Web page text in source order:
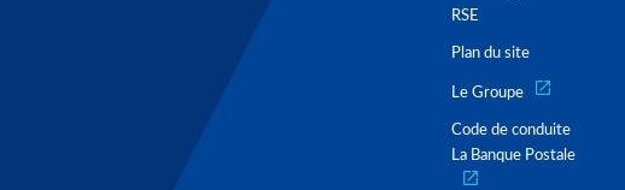
RSE
Plan du site
Le Groupe
Code de conduite
La Banque Postale